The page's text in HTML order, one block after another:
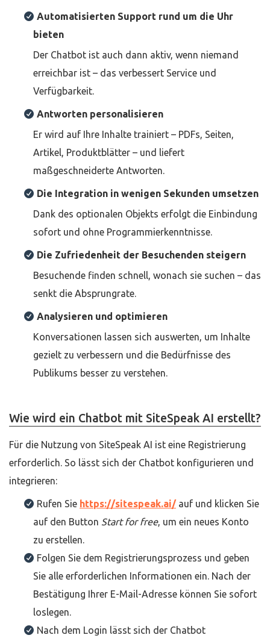
Automatisierten Support rund um die Uhr
bieten
Der Chatbot ist auch dann aktiv, wenn niemand
erreichbar ist – das verbessert Service und
Verfügbarkeit.
Antworten personalisieren
Er wird auf Ihre Inhalte trainiert – PDFs, Seiten,
Artikel, Produktblätter – und liefert
maßgeschneiderte Antworten.
Die Integration in wenigen Sekunden umsetzen
Dank des optionalen Objekts erfolgt die Einbindung
sofort und ohne Programmierkenntnisse.
Die Zufriedenheit der Besuchenden steigern
Besuchende finden schnell, wonach sie suchen – das
senkt die Absprungrate.
Analysieren und optimieren
Konversationen lassen sich auswerten, um Inhalte
gezielt zu verbessern und die Bedürfnisse des
Publikums besser zu verstehen.
Wie wird ein Chatbot mit SiteSpeak AI erstellt?
Für die Nutzung von SiteSpeak AI ist eine Registrierung
erforderlich. So lässt sich der Chatbot konfigurieren und
integrieren:
Rufen Sie https://sitespeak.ai/auf und klicken Sie
auf den Button Start for free, um ein neues Konto
zu erstellen.
Folgen Sie dem Registrierungsprozess und geben
Sie alle erforderlichen Informationen ein. Nach der
Bestätigung Ihrer E-Mail-Adresse können Sie sofort
loslegen.
Nach dem Login lässt sich der Chatbot